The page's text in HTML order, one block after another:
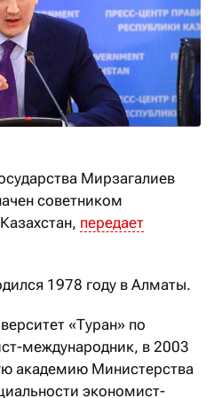
Мирзагалиев
советником
передает
1978 году в Алматы.
«Туран» по
международник, в 2003
академию Министерства
экономист-